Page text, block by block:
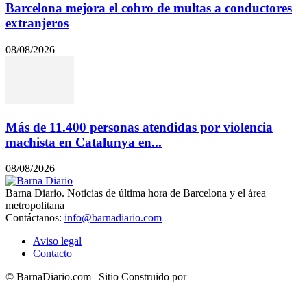
Barcelona mejora el cobro de multas a conductores
extranjeros
08/08/2026
Más de 11.400 personas atendidas por violencia
machista en Catalunya en...
08/08/2026
Barna Diario. Noticias de última hora de Barcelona y el área
metropolitana
Contáctanos: info@barnadiario.com
Aviso legal
Contacto
© BarnaDiario.com | Sitio Construido por